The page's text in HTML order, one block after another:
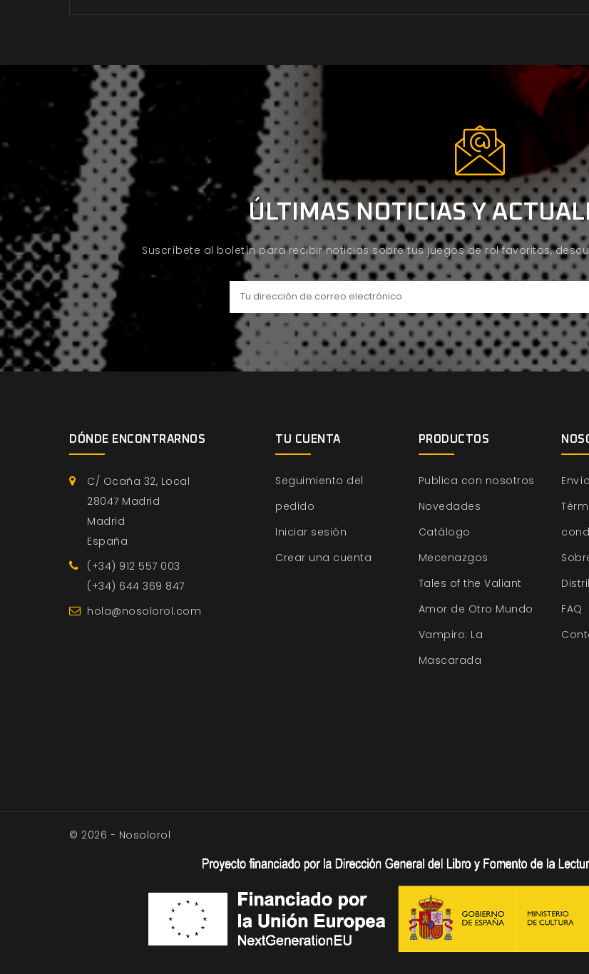
ÚLTIMAS NOTICIAS Y
Suscríbete al boletín para recibir noticias sobre tus juegos de rol favoritos,
DÓNDE ENCONTRARNOS
C/ Ocaña 32, Local
28047 Madrid
Madrid
España
(+34) 912 557 003
(+34) 644 369 847
hola@nosolorol.com
TU CUENTA
Seguimiento del
pedido
Iniciar sesión
Crear una cuenta
PRODUCTOS
Publica con nosotros
Novedades
Catálogo
Mecenazgos
Tales of the Valiant
Amor de Otro Mundo
Vampiro: La
Mascarada
Envío
FAQ
© 2026 - Nosolorol